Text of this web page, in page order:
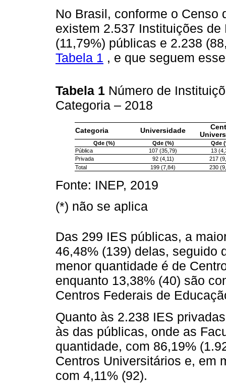
No Brasil, conforme o Censo
existem 2.537 Instituições
(11,79%) públicas e 2.238
Tabela 1 , e que seguem
Tabela 1 Número de
Categoria – 2018
Categoria Universidade
Qde (%) Qde (%)
Qde
Pública
107 (35,79)
13
Privada
92 (4,11)
217
Total
199 (7,84) 230
Fonte: INEP, 2019
(*) não se aplica
Das 299 IES públicas, a
46,48% (139) delas, seguido
menor quantidade é de
enquanto 13,38% (40) são
Centros Federais de
Quanto às 2.238 IES
às das públicas, onde as
quantidade, com 86,19%
Centros Universitários e, em
com 4,11% (92).